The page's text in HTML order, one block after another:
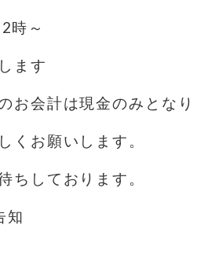
時～
ます️
お会計は現金のみとなり
くお願いします。
ちしております。
知